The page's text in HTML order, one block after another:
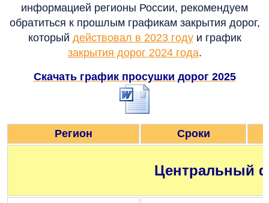
информацией регионы России, рекомендуем
обратиться к прошлым графикам закрытия дорог,
который действовал в 2023 годуи график
закрытия дорог 2024 года.
Скачать график просушки дорог 2025
Регион Сроки
Центральный